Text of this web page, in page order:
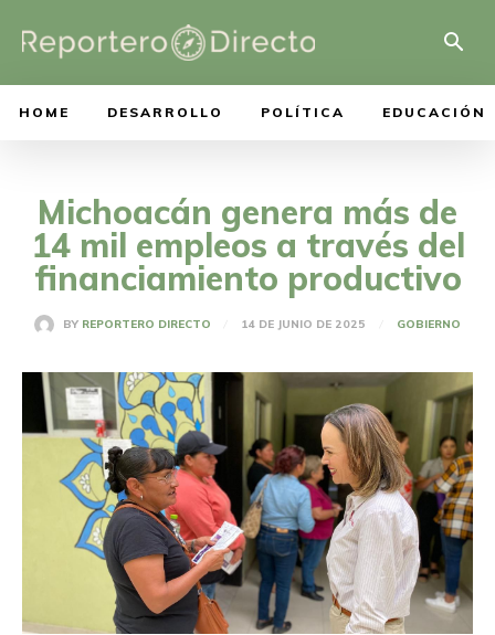
HOME DESARROLLO POLÍTICA EDUCACIÓN
Michoacán genera más de
14 mil empleos a través del
financiamiento productivo
BY REPORTERO DIRECTO 14 DE JUNIO DE 2025 GOBIERNO